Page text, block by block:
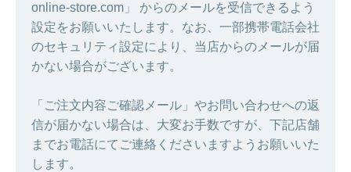
online-store.com」 からのメールを受信できるよう
設定をお願いいたします。なお、一部携帯電話会社
のセキュリティ設定により、当店からのメールが届
かない場合がございます。
「ご注文内容ご確認メール」やお問い合わせへの返
信が届かない場合は、大変お手数ですが、下記店舗
までお電話にてご連絡くださいますようお願いいた
します。